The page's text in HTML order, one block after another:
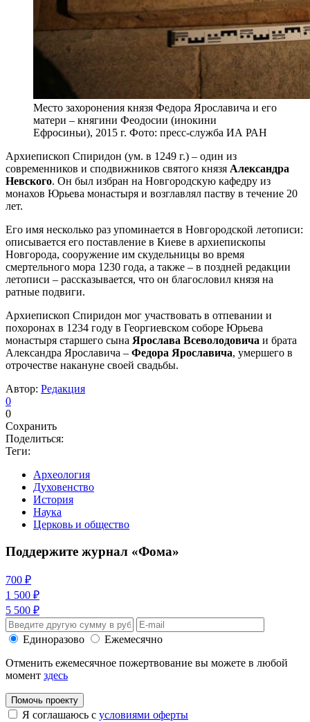
Место захоронения князя Федора Ярославича и его
матери – княгини Феодосии (инокини
Ефросиньи), 2015 г. Фото: пресс-служба ИА РАН
Архиепископ Спиридон (ум. в 1249 г.) – один из
современников и сподвижников святого князя Александра
Невского. Он был избран на Новгородскую кафедру из
монахов Юрьева монастыря и возглавлял паству в течение 20
лет.
Его имя несколько раз упоминается в Новгородской летописи:
описывается его поставление в Киеве в архиепископы
Новгорода, сооружение им скудельницы во время
смертельного мора 1230 года, а также – в поздней редакции
летописи – рассказывается, что он благословил князя на
ратные подвиги.
Архиепископ Спиридон мог участвовать в отпевании и
похоронах в 1234 году в Георгиевском соборе Юрьева
монастыря старшего сына Ярослава Всеволодовича и брата
Александра Ярославича – Федора Ярославича, умершего в
отрочестве накануне своей свадьбы.
Автор: Редакция
0
0
Сохранить
Поделиться:
Теги:
Археология
Духовенство
История
Наука
Церковь и общество
Поддержите журнал «Фома»
700 ₽
1 500 ₽
5 500 ₽
Единоразово
Ежемесячно
Отменить ежемесячное пожертвование вы можете в любой
момент здесь
Помочь проекту
Я соглашаюсь с условиями оферты